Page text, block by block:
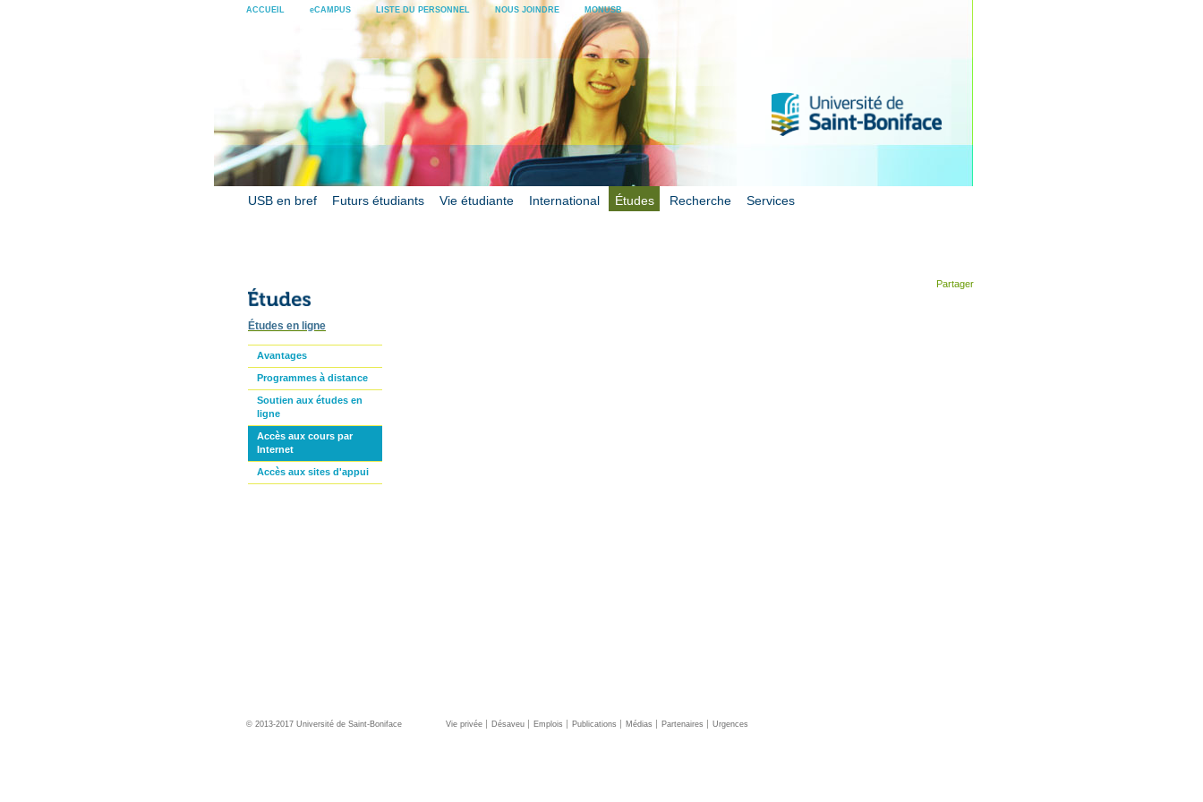
ACCUEIL eCAMPUS LISTE DU PERSONNEL NOUS JOINDRE MONUSB
USB en bref Futurs étudiants Vie étudiante International Études Recherche Services
Partager
Études en ligne
Avantages
Programmes à distance
Soutien aux études en
ligne
Accès aux cours par
Internet
Accès aux sites d'appui
© 2013-2017 Université de Saint-Boniface Vie privée Désaveu Emplois Publications Médias Partenaires Urgences